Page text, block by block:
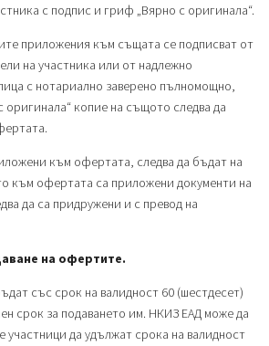
с подпис и гриф „Вярно с оригинала“.
приложения към същата се подписват от
на участника или от надлежно
с нотариално заверено пълномощно,
оригинала“ копие на същото следва да
към офертата, следва да бъдат на
към офертата са приложени документи на
да са придружени и с превод на
на офертите.
със срок на валидност 60 (шестдесет)
срок за подаването им. НКИЗ ЕАД може да
участници да удължат срока на валидност